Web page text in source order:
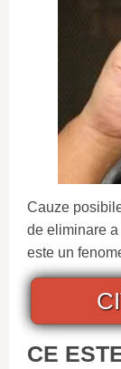
Cauze
de eliminare
este un
CE